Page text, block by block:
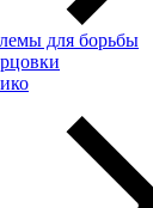
для борьбы